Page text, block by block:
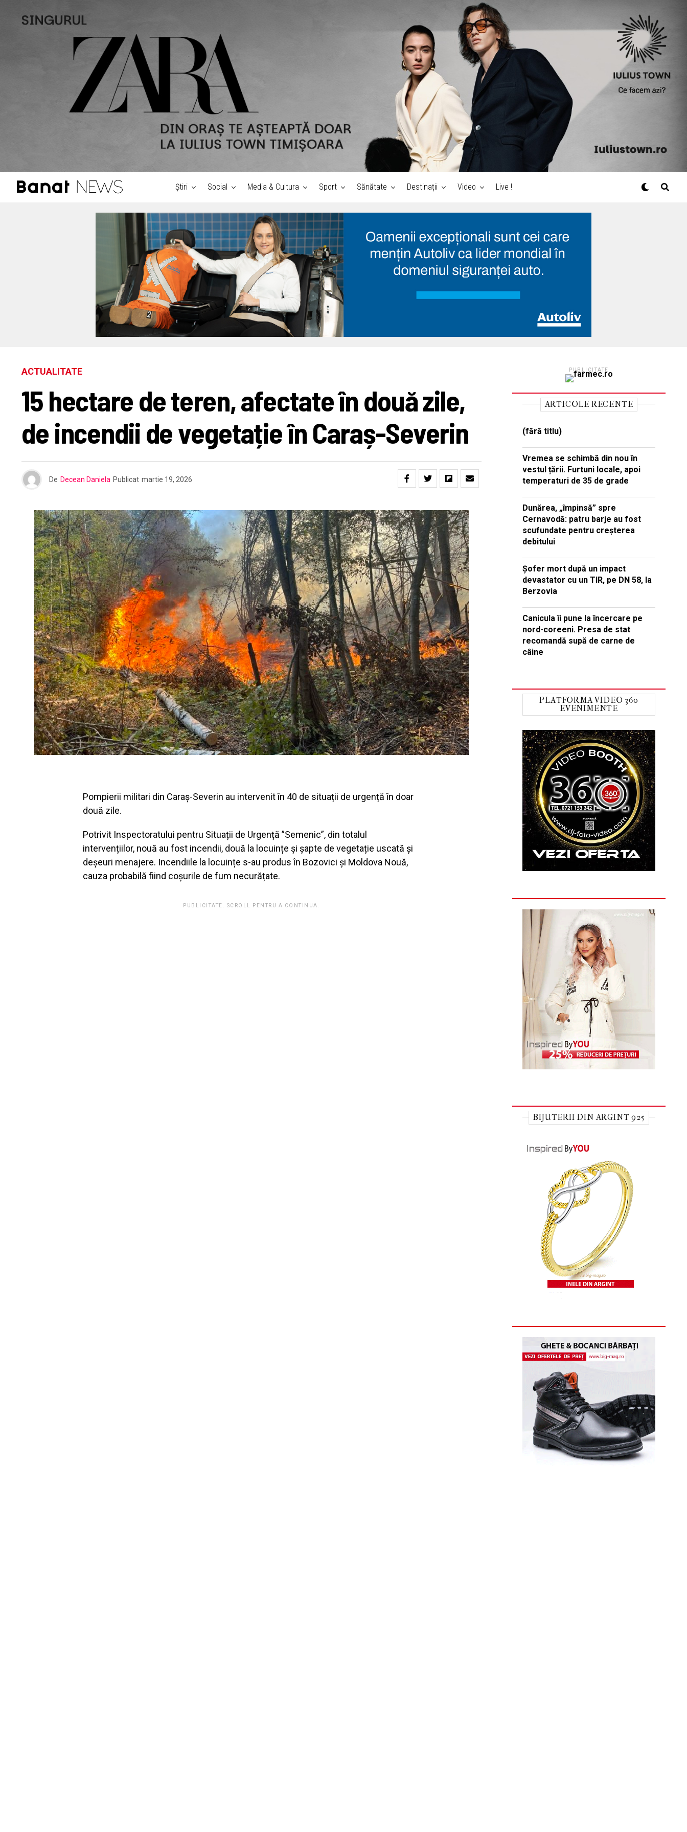
Știri Social Media & Cultura Sport Sănătate Destinații Video Live !
ACTUALITATE
15 hectare de teren, afectate în două zile,
de incendii de vegetație în Caraș-Severin
De Decean Daniela Publicat martie 19, 2026
Pompierii militari din Caraș-Severin au intervenit în 40 de situații de urgență în doar
două zile.
Potrivit Inspectoratului pentru Situații de Urgență ”Semenic”, din totalul
intervențiilor, nouă au fost incendii, două la locuințe și șapte de vegetație uscată și
deșeuri menajere. Incendiile la locuințe s-au produs în Bozovici și Moldova Nouă,
cauza probabilă fiind coșurile de fum necurățate.
PUBLICITATE. SCROLL PENTRU A CONTINUA.
PUBLICITATE
ARTICOLE RECENTE
(fără titlu)
Vremea se schimbă din nou în
vestul țării. Furtuni locale, apoi
temperaturi de 35 de grade
Dunărea, „împinsă” spre
Cernavodă: patru barje au fost
scufundate pentru creșterea
debitului
Șofer mort după un impact
devastator cu un TIR, pe DN 58, la
Berzovia
Canicula îi pune la încercare pe
nord-coreeni. Presa de stat
recomandă supă de carne de
câine
PLATFORMA VIDEO 360
EVENIMENTE
BIJUTERII DIN ARGINT 925